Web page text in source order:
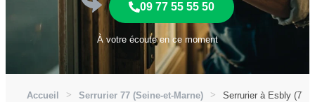
09 77 55 55 50
À votre écoute en ce moment
Accueil Serrurier 77 (Seine-et-Marne) Serrurier à Esbly